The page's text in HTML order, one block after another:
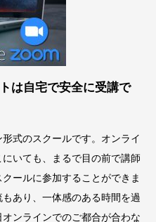
は自宅で安全に受講で
式のスクールです。オンライ
いても、まるで目の前で講師
ールに参加することができま
あり、一体感のある時間を過
ンラインでのご都合が合わな